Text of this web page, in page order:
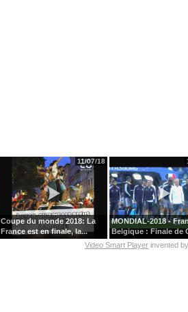
Coupe du monde 2018: La
France est en finale, la...
11/07/18
MONDIAL-2018 -
Belgique : Finale de
Video Smart Player invented by